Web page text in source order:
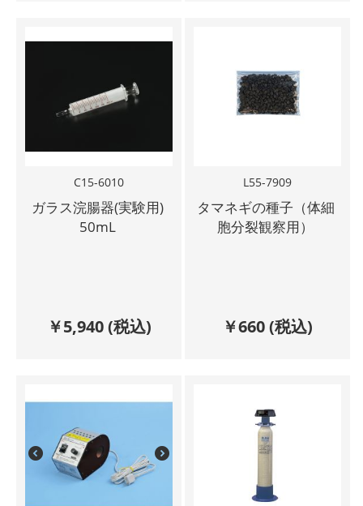
C15-6010
ガラス浣腸器(実験用)
50mL
￥5,940(税込)
L55-7909
タマネギの種子（体細
胞分裂観察用）
￥660(税込)